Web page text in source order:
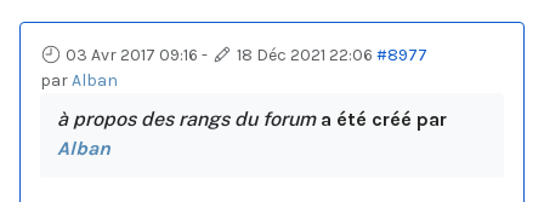
03 Avr 2017 09:16 - 18 Déc 2021 22:06 #8977
parAlban
à propos des rangs du foruma été créé par
Alban